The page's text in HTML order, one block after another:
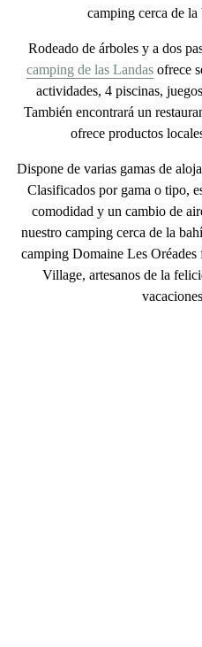
camping cerca de
Rodeado de árboles y a dos
camping de las Landasofrece
actividades, 4 piscinas,
También encontrará un
ofrece productos
Dispone de varias gamas de
Clasificados por gama o tipo,
comodidad y un cambio de
nuestro camping cerca de la
camping Domaine Les
Village, artesanos de la